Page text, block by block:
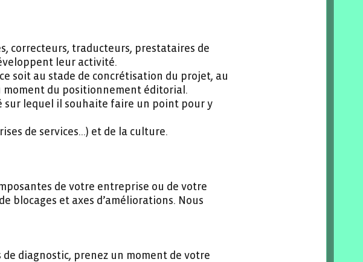
correcteurs, traducteurs, prestataires de
leur activité.
soit au stade de concrétisation du projet, au
moment du positionnement éditorial.
sur lequel il souhaite faire un point pour y
de services...) et de la culture.
de votre entreprise ou de votre
blocages et axes d’améliorations. Nous
diagnostic, prenez un moment de votre